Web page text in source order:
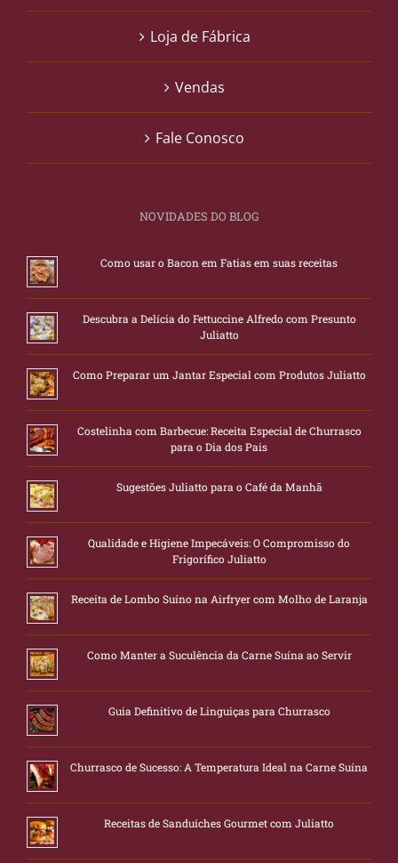
Loja de Fábrica
Vendas
Fale Conosco
NOVIDADES DO BLOG
Como usar o Bacon em Fatias em suas receitas
Descubra a Delícia do Fettuccine Alfredo com Presunto
Juliatto
Como Preparar um Jantar Especial com Produtos Juliatto
Costelinha com Barbecue: Receita Especial de Churrasco
para o Dia dos Pais
Sugestões Juliatto para o Café da Manhã
Qualidade e Higiene Impecáveis: O Compromisso do
Frigorífico Juliatto
Receita de Lombo Suíno na Airfryer com Molho de Laranja
Como Manter a Suculência da Carne Suína ao Servir
Guia Definitivo de Linguiças para Churrasco
Churrasco de Sucesso: A Temperatura Ideal na Carne Suína
Receitas de Sanduíches Gourmet com Juliatto